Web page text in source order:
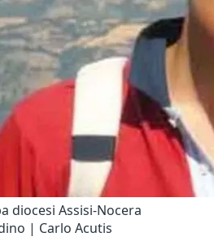
diocesi Assisi-Nocera
| Carlo Acutis